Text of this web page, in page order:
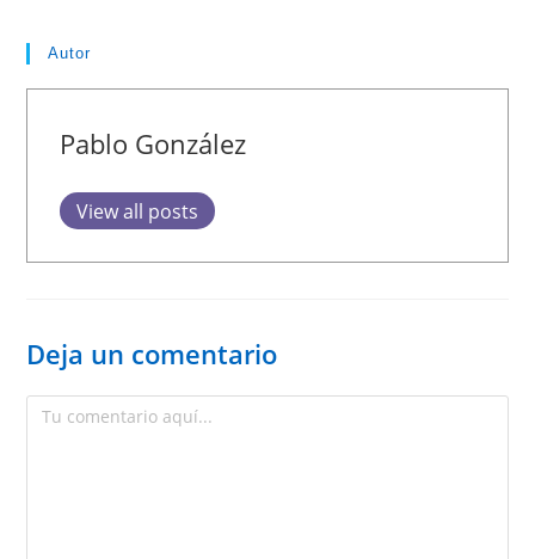
Autor
Pablo González
View all posts
Deja un comentario